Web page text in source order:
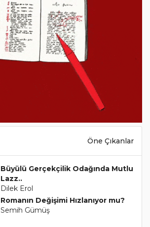
Öne Çıkanlar
Büyülü Gerçekçilik Odağında Mutlu
Lazz..
Dilek Erol
Romanın Değişimi Hızlanıyor mu?
Semih Gümüş